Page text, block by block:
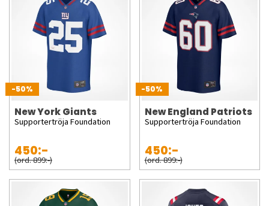
-50%
New York Giants
Supportertröja Foundation
450:-
(ord. 899:-)
-50%
New England Patriots
Supportertröja Foundation
450:-
(ord. 899:-)